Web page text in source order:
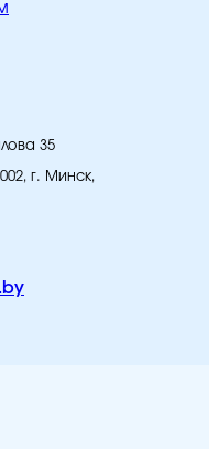
35
г. Минск,